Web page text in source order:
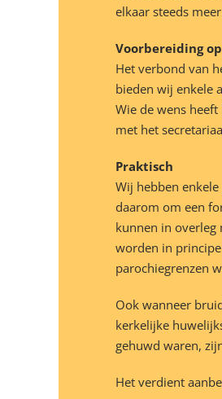
elkaar steeds
Voorbereiding
Het verbond van
bieden wij enkele
Wie de wens
met het
Praktisch
Wij hebben
daarom om een
kunnen in overleg
worden in
parochiegrenzen
Ook wanneer
kerkelijke
gehuwd waren,
Het verdient